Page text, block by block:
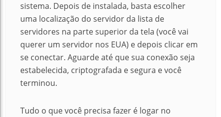
sistema. Depois de instalada, basta escolher
uma localização do servidor da lista de
servidores na parte superior da tela (você vai
querer um servidor nos EUA) e depois clicar em
se conectar. Aguarde até que sua conexão seja
estabelecida, criptografada e segura e você
terminou.
Tudo o que você precisa fazer é logar no